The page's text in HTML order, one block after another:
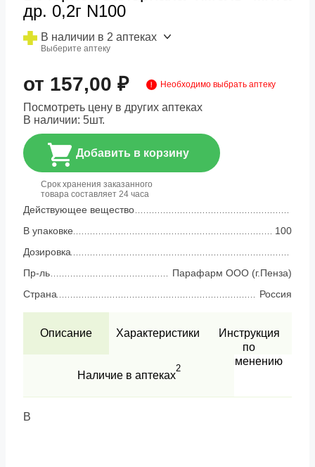
др. 0,2г N100
В наличии в 2 аптеках
Выберите аптеку
от 157,00 ₽ Необходимо выбрать аптеку
Посмотреть цену в других аптеках
В наличии: 5шт.
Добавить в корзину
Срок хранения заказанного
товара составляет 24 часа
Действующее вещество
В упаковке
100
Дозировка
Пр-ль
Парафарм ООО (г.Пенза)
Страна
Россия
Описание Характеристики
Инструкция
по
применению
Наличие в аптеках
2
В